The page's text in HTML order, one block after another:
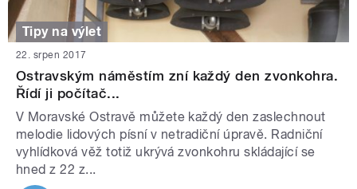
Tipy na výlet
22. srpen 2017
Ostravským náměstím zní každý den zvonkohra.
Řídí ji počítač...
V Moravské Ostravě můžete každý den zaslechnout
melodie lidových písní v netradiční úpravě. Radniční
vyhlídková věž totiž ukrývá zvonkohru skládající se
hned z 22 z...